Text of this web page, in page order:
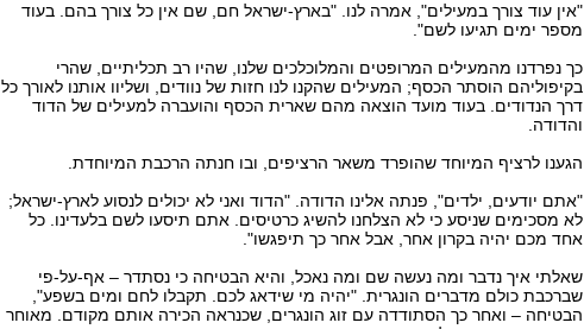
"אין עוד צורך במעילים", אמרה לנו. "בארץ-ישראל חם, שם אין כל צורך בהם. בעוד
מספר ימים תגיעו לשם".
כך נפרדנו מהמעילים המרופטים והמלוכלכים שלנו, שהיו רב תכליתיים, שהרי
בקיפוליהם הוסתר הכסף; המעילים שהקנו לנו חזות של נוודים, ושליוו אותנו לאורך כל
דרך הנדודים. בעוד מועד הוצאה מהם שארית הכסף והועברה למעילים של הדוד
והדודה.
הגענו לרציף המיוחד שהופרד משאר הרציפים, ובו חנתה הרכבת המיוחדת.
"אתם יודעים, ילדים", פנתה אלינו הדודה. "הדוד ואני לא יכולים לנסוע לארץ-ישראל;
לא מסכימים שניסע כי לא הצלחנו להשיג כרטיסים. אתם תיסעו לשם בלעדינו. כל
אחד מכם יהיה בקרון אחר, אבל אחר כך תיפגשו".
שאלתי איך נדבר ומה נעשה שם ומה נאכל, והיא הבטיחה כי נסתדר – אף-על-פי
שברכבת כולם מדברים הונגרית. "יהיה מי שידאג לכם. תקבלו לחם ומים בשפע",
הבטיחה – ואחר כך הסתודדה עם זוג הונגרים, שכנראה הכירה אותם מקודם. מאוחר